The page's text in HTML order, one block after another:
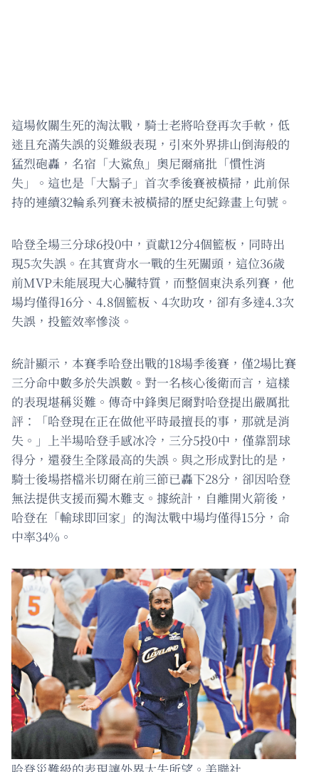
這場攸關生死的淘汰戰，騎士老將哈登再次手軟，低
迷且充滿失誤的災難級表現，引來外界排山倒海般的
猛烈砲轟，名宿「大鯊魚」奧尼爾痛批「慣性消
失」。這也是「大鬍子」首次季後賽被橫掃，此前保
持的連續32輪系列賽未被橫掃的歷史紀錄畫上句號。
哈登全場三分球6投0中，貢獻12分4個籃板，同時出
現5次失誤。在其實背水一戰的生死關頭，這位36歲
前MVP未能展現大心臟特質，而整個東決系列賽，他
場均僅得16分、4.8個籃板、4次助攻，卻有多達4.3次
失誤，投籃效率慘淡。
統計顯示，本賽季哈登出戰的18場季後賽，僅2場比賽
三分命中數多於失誤數。對一名核心後衛而言，這樣
的表現堪稱災難。傳奇中鋒奧尼爾對哈登提出嚴厲批
評：「哈登現在正在做他平時最擅長的事，那就是消
失。」上半場哈登手感冰冷，三分5投0中，僅靠罰球
得分，還發生全隊最高的失誤。與之形成對比的是，
騎士後場搭檔米切爾在前三節已轟下28分，卻因哈登
無法提供支援而獨木難支。據統計，自離開火箭後，
哈登在「輸球即回家」的淘汰戰中場均僅得15分，命
中率34%。